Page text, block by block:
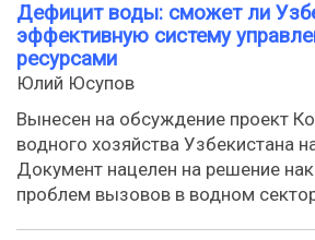
Дефицит воды: сможет ли
эффективную систему
ресурсами
Юлий Юсупов
Вынесен на обсуждение проект
водного хозяйства Узбекистана
Документ нацелен на решение
проблем вызовов в водном